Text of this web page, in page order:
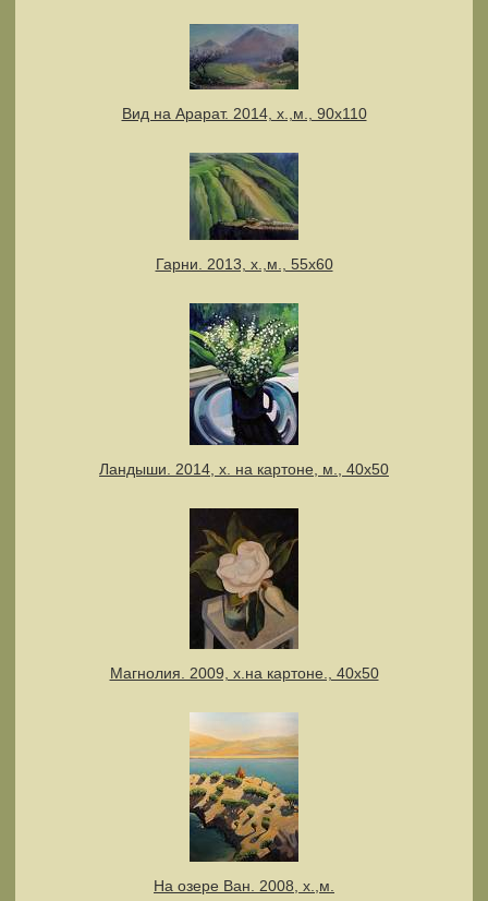
Вид на Арарат. 2014, х.,м., 90х110
Гарни. 2013, х.,м., 55x60
Ландыши. 2014, х. на картоне, м., 40х50
Магнолия. 2009, х.на картоне., 40х50
На озере Ван. 2008, х.,м.